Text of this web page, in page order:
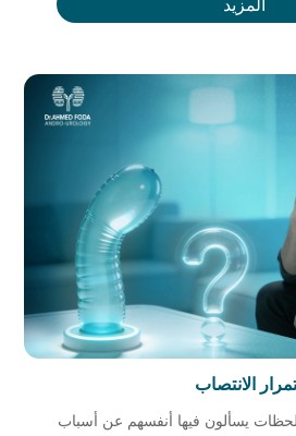
المزيد
الانتصاب
يسألون فيها أنفسهم عن أسباب